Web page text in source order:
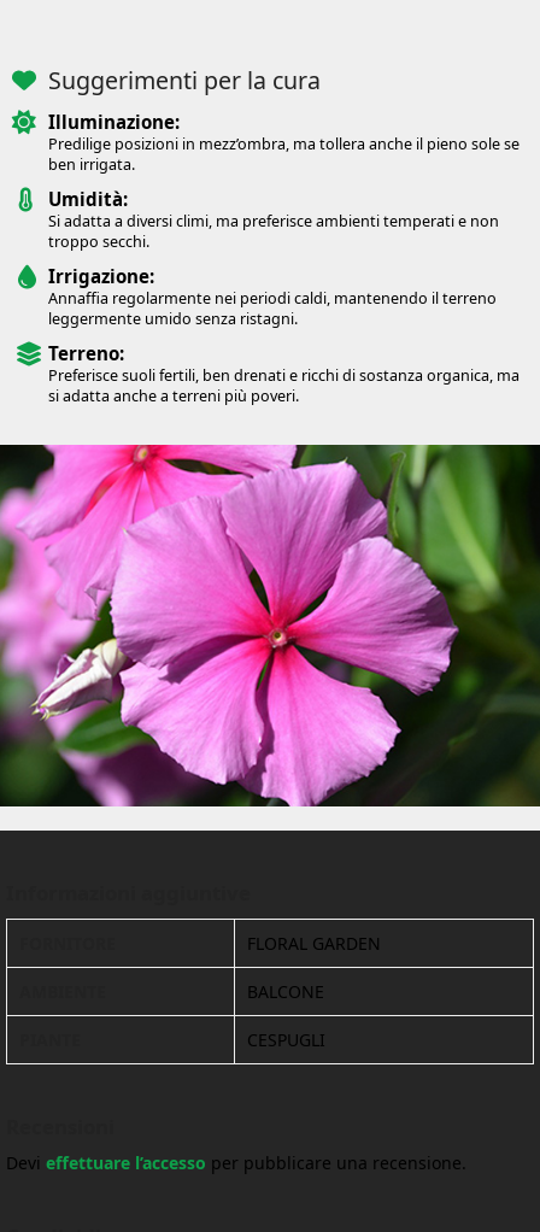
Suggerimenti per la cura
Illuminazione:
Predilige posizioni in mezz’ombra, ma tollera anche il pieno sole se
ben irrigata.
Umidità:
Si adatta a diversi climi, ma preferisce ambienti temperati e non
troppo secchi.
Irrigazione:
Annaffia regolarmente nei periodi caldi, mantenendo il terreno
leggermente umido senza ristagni.
Terreno:
Preferisce suoli fertili, ben drenati e ricchi di sostanza organica, ma
si adatta anche a terreni più poveri.
FLORAL GARDEN
BALCONE
CESPUGLI
Devi effettuare l’accesso per pubblicare una recensione.